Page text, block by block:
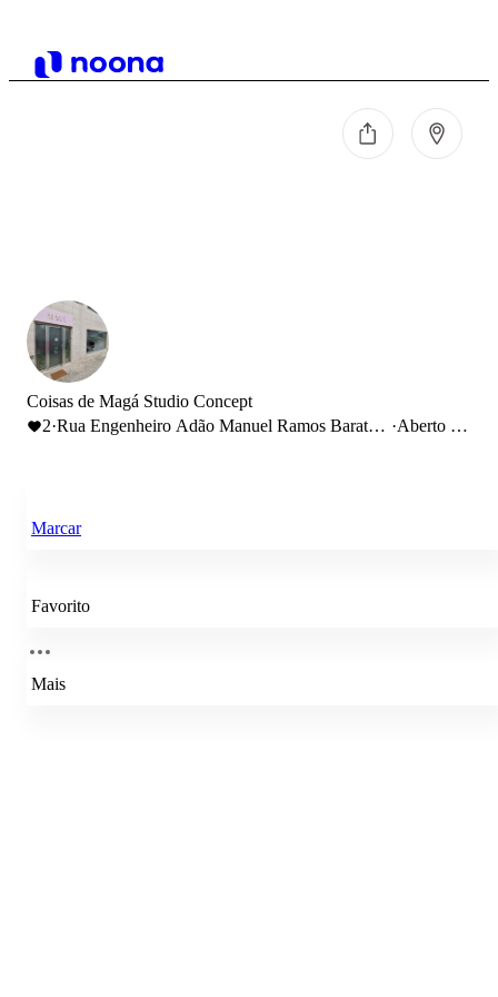
Coisas de Magá Studio Concept
2·Rua Engenheiro Adão Manuel Ramos Barata
·Aberto até
Marcar
Favorito
Mais